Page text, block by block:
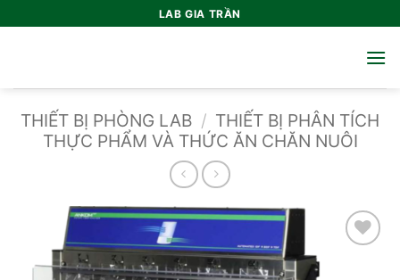
qua
LAB GIA TRẦN
THIẾT BỊ PHÒNG LAB / THIẾT BỊ PHÂN TÍCH
THỰC PHẨM VÀ THỨC ĂN CHĂN NUÔI